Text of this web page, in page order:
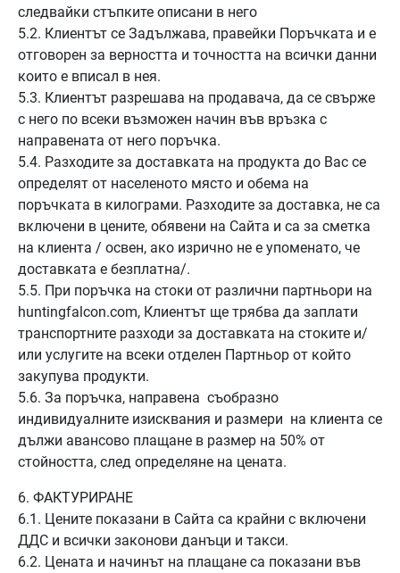
следвайки стъпките описани в него
5.2. Клиентът се Задължава, правейки Поръчката и е
отговорен за верността и точността на всички данни
които е вписал в нея.
5.3. Клиентът разрешава на продавача, да се свърже
с него по всеки възможен начин във връзка с
направената от него поръчка.
5.4. Разходите за доставката на продукта до Вас се
определят от населеното място и обема на
поръчката в килограми. Разходите за доставка, не са
включени в цените, обявени на Сайта и са за сметка
на клиента / освен, ако изрично не е упоменато, че
доставката е безплатна/.
5.5. При поръчка на стоки от различни партньори на
huntingfalcon.com, Клиентът ще трябва да заплати
транспортните разходи за доставката на стоките и/
или услугите на всеки отделен Партньор от който
закупува продукти.
5.6. За поръчка, направена съобразно
индивидуалните изисквания и размери на клиента се
дължи авансово плащане в размер на 50% от
стойността, след определяне на цената.
6. ФАКТУРИРАНЕ
6.1. Цените показани в Сайта са крайни с включени
ДДС и всички законови данъци и такси.
6.2. Цената и начинът на плащане са показани във